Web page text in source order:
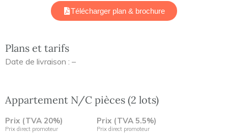
Télécharger plan & brochure
Plans et tarifs
Date de livraison : –
Appartement N/C pièces (2 lots)
Prix (TVA 20%)
Prix direct promoteur
Prix (TVA 5.5%)
Prix direct promoteur